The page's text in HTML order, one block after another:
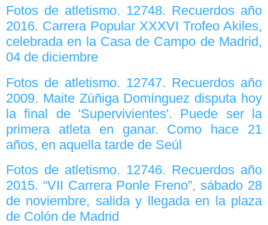
Fotos de atletismo. 12748. Recuerdos año
2016. Carrera Popular XXXVI Trofeo Akiles,
celebrada en la Casa de Campo de Madrid,
04 de diciembre
Fotos de atletismo. 12747. Recuerdos año
2009. Maite Zúñiga Domínguez disputa hoy
la final de 'Supervivientes'. Puede ser la
primera atleta en ganar. Como hace 21
años, en aquella tarde de Seúl
Fotos de atletismo. 12746. Recuerdos año
2015. “VII Carrera Ponle Freno”, sábado 28
de noviembre, salida y llegada en la plaza
de Colón de Madrid